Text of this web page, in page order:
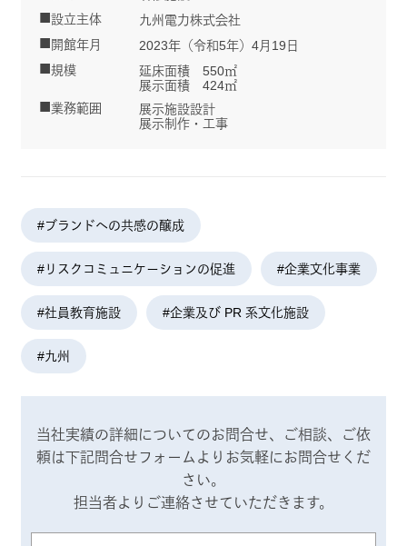
設立主体
九州電力株式会社
開館年月
2023年（令和5年）4月19日
規模
延床面積 550㎡
展示面積 424㎡
業務範囲
展示施設設計
展示制作・工事
#ブランドへの共感の醸成
#リスクコミュニケーションの促進 #企業文化事業
#社員教育施設 #企業及び PR 系文化施設
#九州
当社実績の詳細についてのお問合せ、ご相談、ご依
頼は下記問合せフォームよりお気軽にお問合せくだ
さい。
担当者よりご連絡させていただきます。